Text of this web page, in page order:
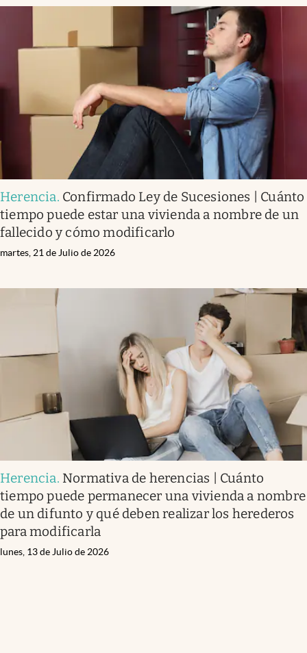
Herencia. Confirmado Ley de Sucesiones | Cuánto
tiempo puede estar una vivienda a nombre de un
fallecido y cómo modificarlo
martes, 21 de Julio de 2026
Herencia. Normativa de herencias | Cuánto
tiempo puede permanecer una vivienda a nombre
de un difunto y qué deben realizar los herederos
para modificarla
lunes, 13 de Julio de 2026